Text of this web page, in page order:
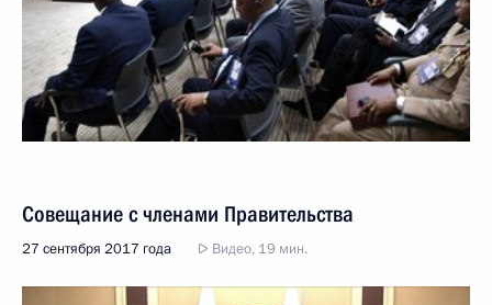
Совещание с членами Правительства
27 сентября 2017 года Видео, 19 мин.